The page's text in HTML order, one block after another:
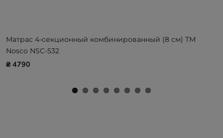
Матрас 4-секционный комбинированный (8 см) ТМ
Nosco NSC-532
₴ 4790